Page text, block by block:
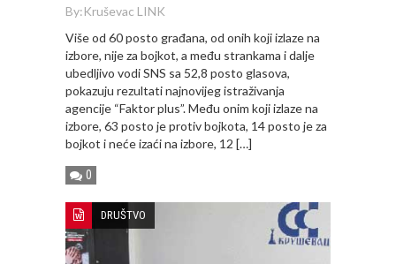
By:Kruševac LINK
Više od 60 posto građana, od onih koji izlaze na
izbore, nije za bojkot, a među strankama i dalje
ubedljivo vodi SNS sa 52,8 posto glasova,
pokazuju rezultati najnovijeg istraživanja
agencije “Faktor plus”. Među onim koji izlaze na
izbore, 63 posto je protiv bojkota, 14 posto je za
bojkot i neće izaći na izbore, 12 […]
0
DRUŠTVO